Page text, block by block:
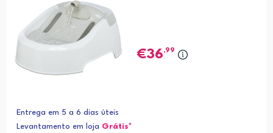
36,99
Entrega em 5 a 6 dias úteis
Levantamento em loja Grátis*